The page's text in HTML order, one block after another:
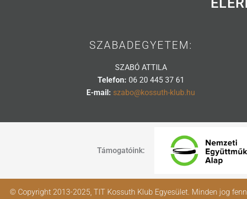
SZABADEGYETEM:
SZABÓ ATTILA
Telefon: 06 20 445 37 61
E-mail: szabo@kossuth-klub.hu
Támogatóink:
© Copyright 2013-2025, TIT Kossuth Klub Egyesület. Minden jog